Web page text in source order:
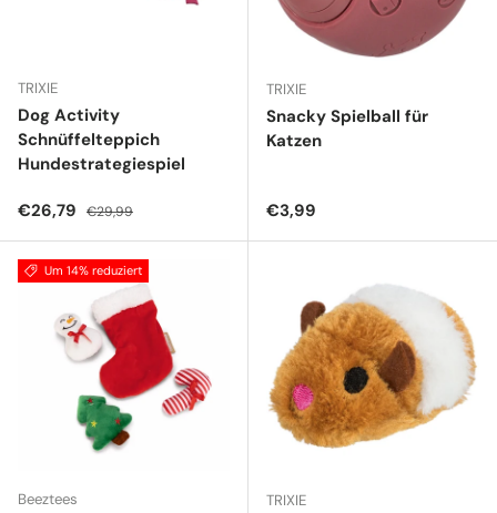
TRIXIE
Dog Activity
Schnüffelteppich
Hundestrategiespiel
Verkaufspreis
€26,79 Normaler Preis
€29,99
TRIXIE
Snacky Spielball für
Katzen
Normaler Preis
€3,99
Um 14% reduziert
Beeztees TRIXIE